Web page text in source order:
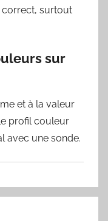
correct, surtout
sur
et à la valeur
profil couleur
avec une sonde.